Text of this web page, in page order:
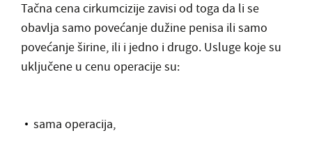
Tačna cena cirkumcizije zavisi od toga da li se
obavlja samo povećanje dužine penisa ili samo
povećanje širine, ili i jedno i drugo. Usluge koje su
uključene u cenu operacije su:
sama operacija,